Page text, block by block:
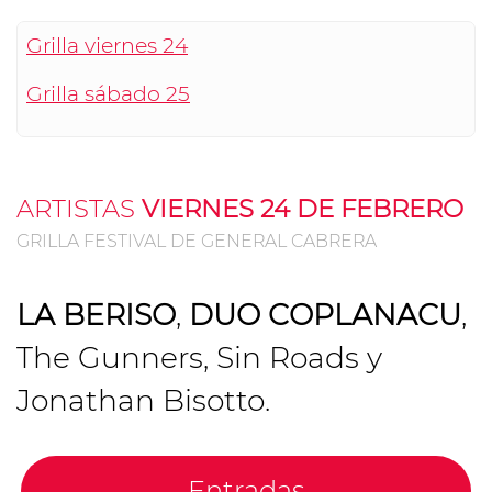
Grilla viernes 24
Grilla sábado 25
ARTISTAS VIERNES 24 DE FEBRERO
GRILLA FESTIVAL DE GENERAL CABRERA
LA BERISO, DUO COPLANACU,
The Gunners, Sin Roads y
Jonathan Bisotto.